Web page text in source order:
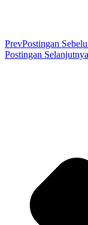
PrevPostingan
Postingan Selanjutnya